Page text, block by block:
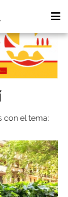
con el tema: